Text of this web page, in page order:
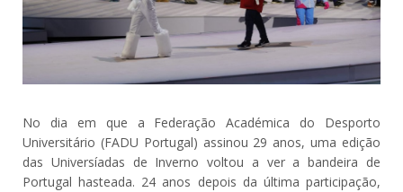
No dia em que a Federação Académica do Desporto
Universitário (FADU Portugal) assinou 29 anos, uma edição
das Universíadas de Inverno voltou a ver a bandeira de
Portugal hasteada. 24 anos depois da última participação,